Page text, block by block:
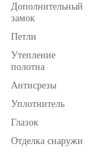
Дополнительный
замок
Петли
Утепление
полотна
Антисрезы
Уплотнитель
Глазок
Отделка снаружи